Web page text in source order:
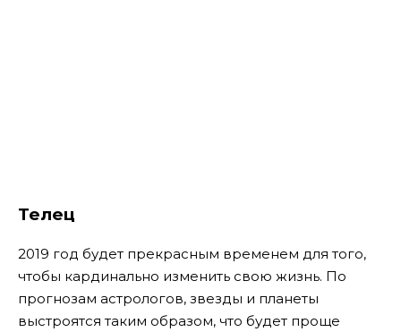
Телец
2019 год будет прекрасным временем для того,
чтобы кардинально изменить свою жизнь. По
прогнозам астрологов, звезды и планеты
выстроятся таким образом, что будет проще